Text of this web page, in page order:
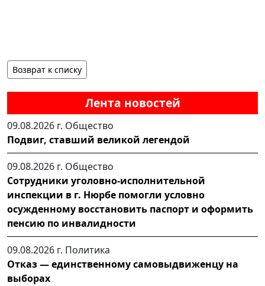
Лента новостей
09.08.2026 г. Общество
Подвиг, ставший великой легендой
09.08.2026 г. Общество
Сотрудники уголовно-исполнительной
инспекции в г. Нюрбе помогли условно
осужденному восстановить паспорт и оформить
пенсию по инвалидности
09.08.2026 г. Политика
Отказ — единственному самовыдвиженцу на
выборах
Возврат к списку